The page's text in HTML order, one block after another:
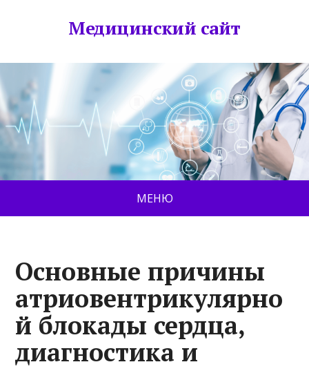
Медицинский сайт
МЕНЮ
Основные причины
атриовентрикулярно
й блокады сердца,
диагностика и